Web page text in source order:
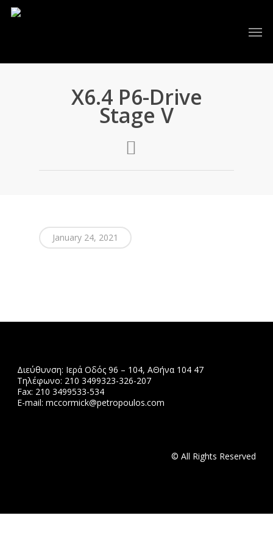
X6.4 P6-Drive
Stage V
January 24, 2021
Διεύθυνση: Ιερά Οδός 96 – 104, ΑΘήνα 104 47
Τηλέφωνο: 210 3499323-326-207
Fax: 210 3499533-534
Ε-mail: mccormick@petropoulos.com
© All Rights Reserved